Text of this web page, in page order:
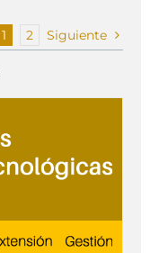
1 2 Siguiente